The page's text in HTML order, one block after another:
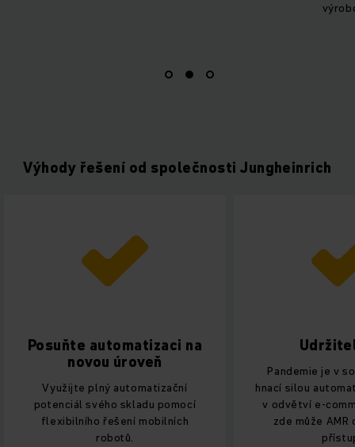
Výhody řešení od společnosti Jungheinrich
Udržitelnost
Pandemie je v současné době
hnací silou automatizace, zejména
v odvětví e-commerce. A právě
zde může AMR otevřít nové
přístupy.
Díky dobře
a dokonalým
celou dobu
zaručujeme